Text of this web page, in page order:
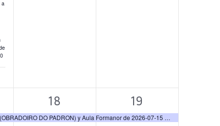
a
NIVEL BASICO DE PREVENCION EN CONSTRUCCION 20P+40O en AULA CEMIT (OBRADOIRO DO PADRON) y Aula Formanor de 2026-07-15 a 2026-08-08
1
evento,
18
1
evento,
19